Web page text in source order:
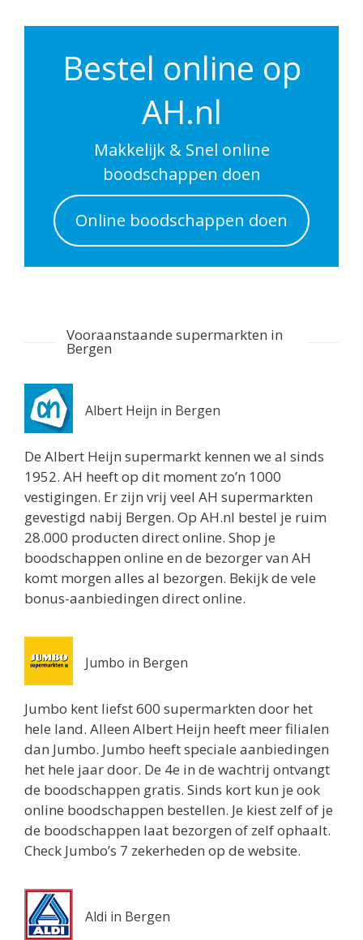
0.5 km
Godebaldkwartier 149
Routebeschrijving
Albert Heijn Utrecht
Nachtegaalstraat 55
Utrecht 3581AD
0.7 km
Stationshal 8
0.8 km
Routebeschrijving
Twijnstraat 8
Utrecht 3511ZK
0.8 km
Routebeschrijving
Jumbo Utrecht
Biltstraat 74
Utrecht 3572BG
Routebeschrijving
Oudenoord 1
Utrecht 3513EG
0.9 km
Routebeschrijving
Albert Heijn Utrecht
Burgemeester Reigerstraat 57
Utrecht 3581KM
1 km
Bestel online op
AH.nl
Makkelijk & Snel online
boodschappen doen
Online boodschappen doen
Vooraanstaande supermarkten in
Bergen
Albert Heijn in Bergen
De Albert Heijn supermarkt kennen we al sinds
1952. AH heeft op dit moment zo’n 1000
vestigingen. Er zijn vrij veel AH supermarkten
gevestigd nabij Bergen. Op AH.nl bestel je ruim
28.000 producten direct online. Shop je
boodschappen online en de bezorger van AH
komt morgen alles al bezorgen. Bekijk de vele
bonus-aanbiedingen direct online.
Jumbo in Bergen
Jumbo kent liefst 600 supermarkten door het
hele land. Alleen Albert Heijn heeft meer filialen
dan Jumbo. Jumbo heeft speciale aanbiedingen
het hele jaar door. De 4e in de wachtrij ontvangt
de boodschappen gratis. Sinds kort kun je ook
online boodschappen bestellen. Je kiest zelf of je
de boodschappen laat bezorgen of zelf ophaalt.
Check Jumbo’s 7 zekerheden op de website.
Aldi in Bergen